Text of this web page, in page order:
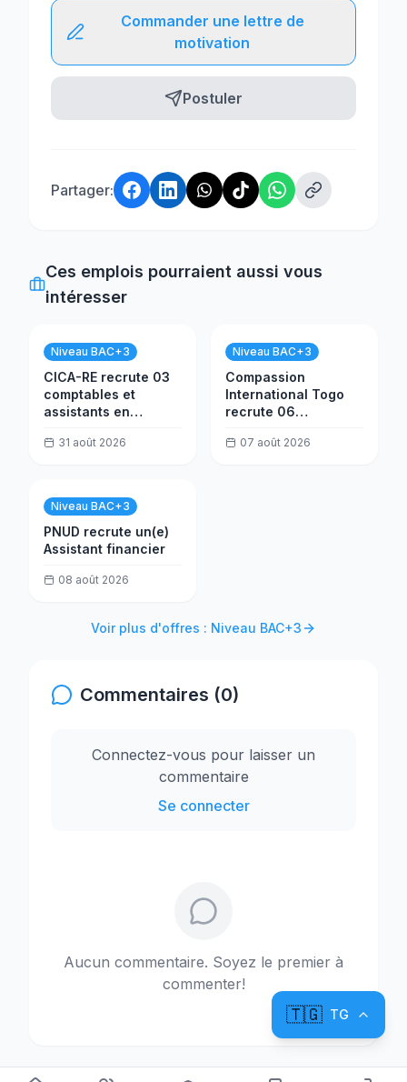
Commander une lettre de
motivation
Postuler
Partager:
Ces emplois pourraient aussi vous
intéresser
Niveau BAC+3
CICA-RE recrute 03
comptables et
assistants en
31 août 2026
Niveau BAC+3
Compassion
International Togo
recrute 06
formateurs
07 août 2026
Niveau BAC+3
PNUD recrute un(e)
Assistant financier
08 août 2026
Voir plus d'offres : Niveau BAC+3
Commentaires (0)
Connectez-vous pour laisser un
commentaire
Se connecter
Aucun commentaire. Soyez le premier à
commenter!
🇹🇬 TG